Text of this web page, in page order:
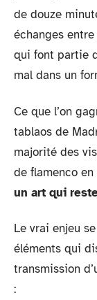
de douze
échanges
qui font partie
mal dans un
Ce que l’on
tablaos de
majorité des
de flamenco
un art qui
Le vrai enjeu
éléments qui
transmission
: